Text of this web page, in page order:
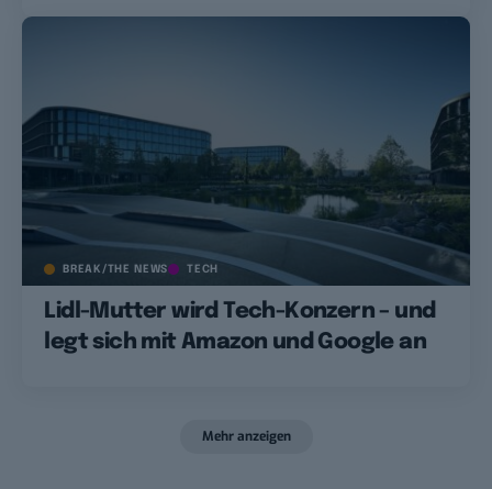
BREAK/THE NEWS TECH
Lidl-Mutter wird Tech-Konzern – und
legt sich mit Amazon und Google an
Mehr anzeigen